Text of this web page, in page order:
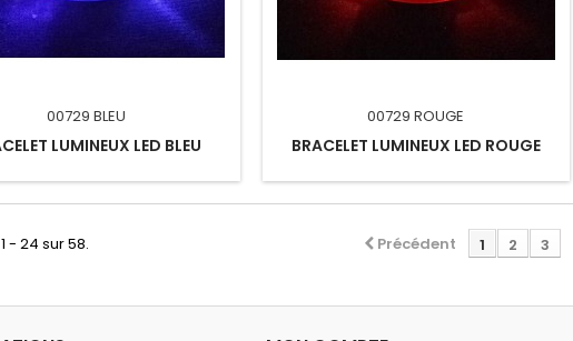
00729 BLEU
LUMINEUX LED BLEU
00729 ROUGE
BRACELET LUMINEUX LED ROUGE
Précédent 1 2 3
- 24 sur 58.